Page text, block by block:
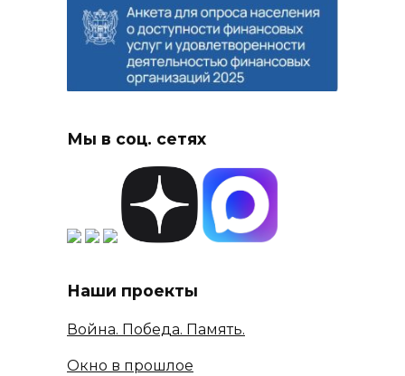
Мы в соц. сетях
Наши проекты
Война. Победа. Память.
Окно в прошлое